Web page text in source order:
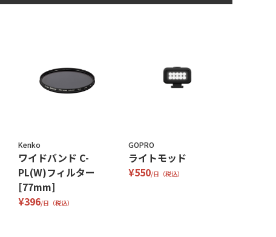
Kenko
ワイドバンド C-
PL(W)フィルター
[77mm]
¥396/日（税込）
GOPRO
ライトモッド
¥550/日（税込）